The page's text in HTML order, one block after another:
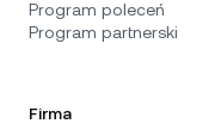
Program poleceń
Program partnerski
Firma